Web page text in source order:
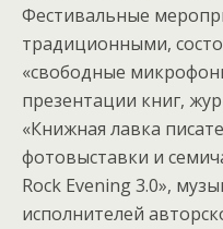
Фестивальные
традиционными,
«свободные
презентации книг,
«Книжная лавка
фотовыставки и
Rock Evening 3.0»,
исполнителей